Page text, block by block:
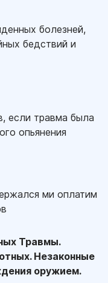
болезней,
бедствий и
если травма была
опьянения
ми оплатим
Травмы.
Незаконные
оружием.